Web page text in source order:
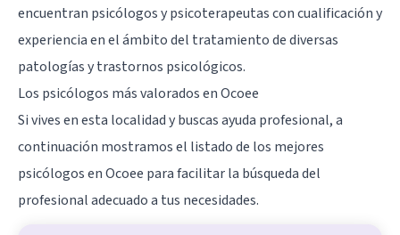
encuentran psicólogos y psicoterapeutas con cualificación y
experiencia en el ámbito del tratamiento de diversas
patologías y trastornos psicológicos.
Los psicólogos más valorados en Ocoee
Si vives en esta localidad y buscas ayuda profesional, a
continuación mostramos el listado de los mejores
psicólogos en Ocoee para facilitar la búsqueda del
profesional adecuado a tus necesidades.